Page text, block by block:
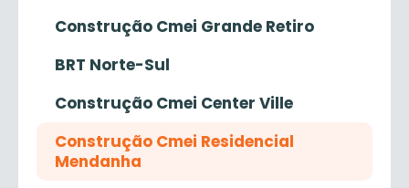
Construção Cmei Grande Retiro
BRT Norte-Sul
Construção Cmei Center Ville
Construção Cmei Residencial
Mendanha